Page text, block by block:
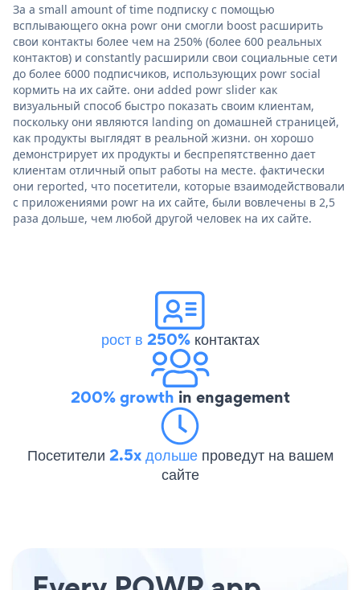
За a small amount of time подписку с помощью
всплывающего окна powr они смогли boost расширить
свои контакты более чем на 250% (более 600 реальных
контактов) и constantly расширили свои социальные сети
до более 6000 подписчиков, использующих powr social
кормить на их сайте. они added powr slider как
визуальный способ быстро показать своим клиентам,
поскольку они являются landing on домашней страницей,
как продукты выглядят в реальной жизни. он хорошо
демонстрирует их продукты и беспрепятственно дает
клиентам отличный опыт работы на месте. фактически
они reported, что посетители, которые взаимодействовали
с приложениями powr на их сайте, были вовлечены в 2,5
раза дольше, чем любой другой человек на их сайте.
рост в 250%контактах
200% growth in engagement
Посетители 2.5x дольше проведут на вашем
сайте